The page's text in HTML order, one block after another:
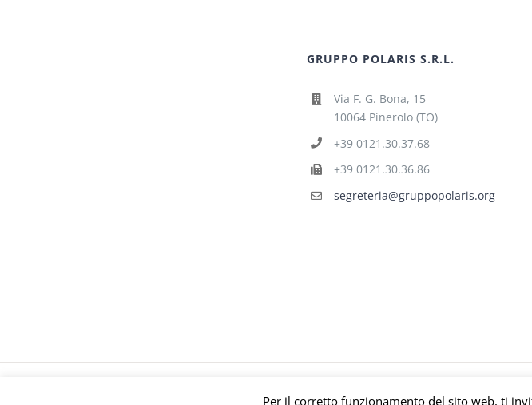
GRUPPO POLARIS S.R.L.
Via F. G. Bona, 15
10064 Pinerolo (TO)
+39 0121.30.37.68
+39 0121.30.36.86
segreteria@gruppopolaris.org
© Gruppo Polaris P.IVA C.F. Iscriz. CCIAA
Per il corretto funzionamento del sito web, ti